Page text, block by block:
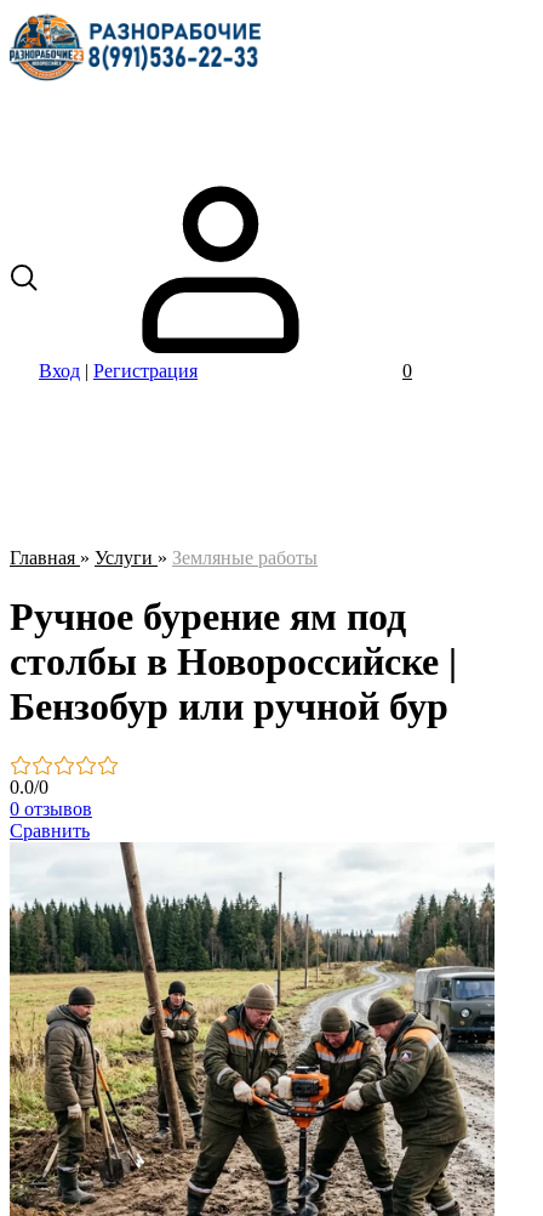
Вход | Регистрация 0
Главная » Услуги » Земляные работы
Ручное бурение ям под
столбы в Новороссийске |
Бензобур или ручной бур
0.0/0
0 отзывов
Сравнить